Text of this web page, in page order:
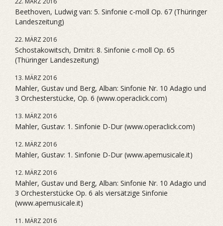
Beethoven, Ludwig van: 5. Sinfonie c-moll Op. 67 (Thüringer
Landeszeitung)
22. MÄRZ 2016
Schostakowitsch, Dmitri: 8. Sinfonie c-moll Op. 65
(Thüringer Landeszeitung)
13. MÄRZ 2016
Mahler, Gustav und Berg, Alban: Sinfonie Nr. 10 Adagio und
3 Orchesterstücke, Op. 6 (www.operaclick.com)
13. MÄRZ 2016
Mahler, Gustav: 1. Sinfonie D-Dur (www.operaclick.com)
12. MÄRZ 2016
Mahler, Gustav: 1. Sinfonie D-Dur (www.apemusicale.it)
12. MÄRZ 2016
Mahler, Gustav und Berg, Alban: Sinfonie Nr. 10 Adagio und
3 Orchesterstücke Op. 6 als viersätzige Sinfonie
(www.apemusicale.it)
11. MÄRZ 2016